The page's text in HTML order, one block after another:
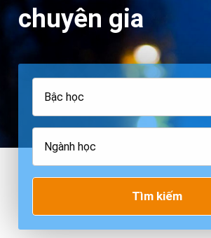
chuyên gia
Tìm kiếm